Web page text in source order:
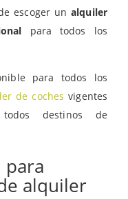
escoger unalquiler
para todos los
para todos los
de coches vigentes
destinos de
para
alquiler